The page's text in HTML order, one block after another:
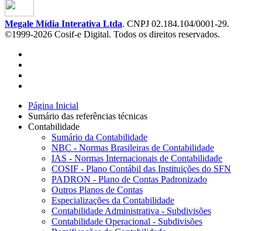
Megale Mídia Interativa Ltda. CNPJ 02.184.104/0001-29.
©1999-2026 Cosif-e Digital. Todos os direitos reservados.
Página Inicial
Sumário das referências técnicas
Contabilidade
Sumário da Contabilidade
NBC - Normas Brasileiras de Contabilidade
IAS - Normas Internacionais de Contabilidade
COSIF - Plano Contábil das Instituições do SFN
PADRON - Plano de Contas Padronizado
Outros Planos de Contas
Especializações da Contabilidade
Contabilidade Administrativa - Subdivisões
Contabilidade Operacional - Subdivisões